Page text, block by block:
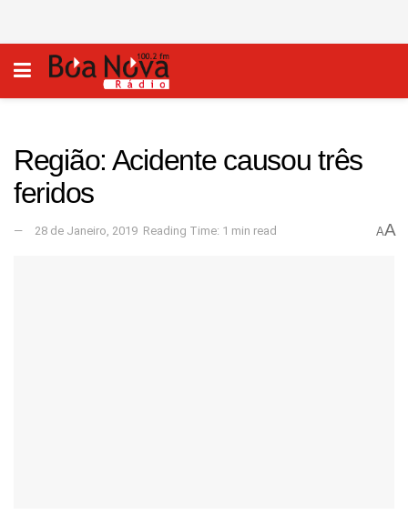
Região: Acidente causou três
feridos
28 de Janeiro, 2019 Reading Time: 1 min read AA